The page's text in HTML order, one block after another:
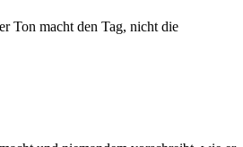
Ton macht den Tag, nicht die